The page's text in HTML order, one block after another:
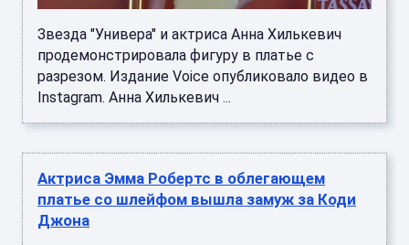
Звезда "Универа" и актриса Анна Хилькевич
продемонстрировала фигуру в платье с
разрезом. Издание Voice опубликовало видео в
Instagram. Анна Хилькевич ...
Актриса Эмма Робертс в облегающем
платье со шлейфом вышла замуж за Коди
Джона